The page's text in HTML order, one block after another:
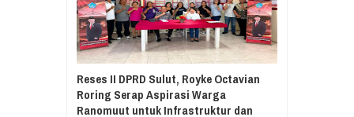
Reses II DPRD Sulut, Royke Octavian
Roring Serap Aspirasi Warga
Ranomuut untuk Infrastruktur dan